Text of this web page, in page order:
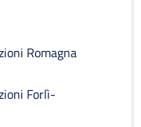
Romagna
Forlì-